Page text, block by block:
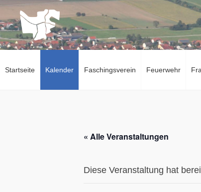
Zum
Inhalt
springen
Startseite Kalender Faschingsverein Feuerwehr
« Alle Veranstaltungen
Diese Veranstaltung hat